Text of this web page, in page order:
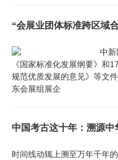
“会展业团体标准跨区域
中新
《国家标准化发展纲要》和
规范优质发展的意见》等文
东会展组展企
中国考古这十年：溯源
时间线动辄上溯至万年千年